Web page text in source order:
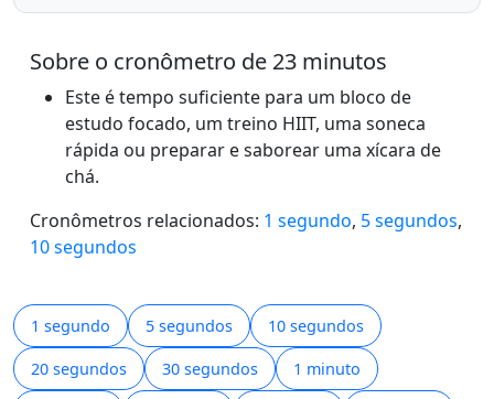
Sobre o cronômetro de 23 minutos
Este é tempo suficiente para um bloco de
estudo focado, um treino HIIT, uma soneca
rápida ou preparar e saborear uma xícara de
chá.
Cronômetros relacionados: 1 segundo, 5 segundos,
10 segundos
1 segundo 5 segundos 10 segundos
20 segundos 30 segundos 1 minuto